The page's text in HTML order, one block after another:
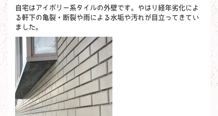
自宅はアイボリー系タイルの外壁です。やはり経年劣化によ
る軒下の亀裂・断裂や雨による水垢や汚れが目立ってきてい
ました。